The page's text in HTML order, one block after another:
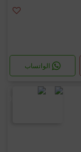
الواتساب